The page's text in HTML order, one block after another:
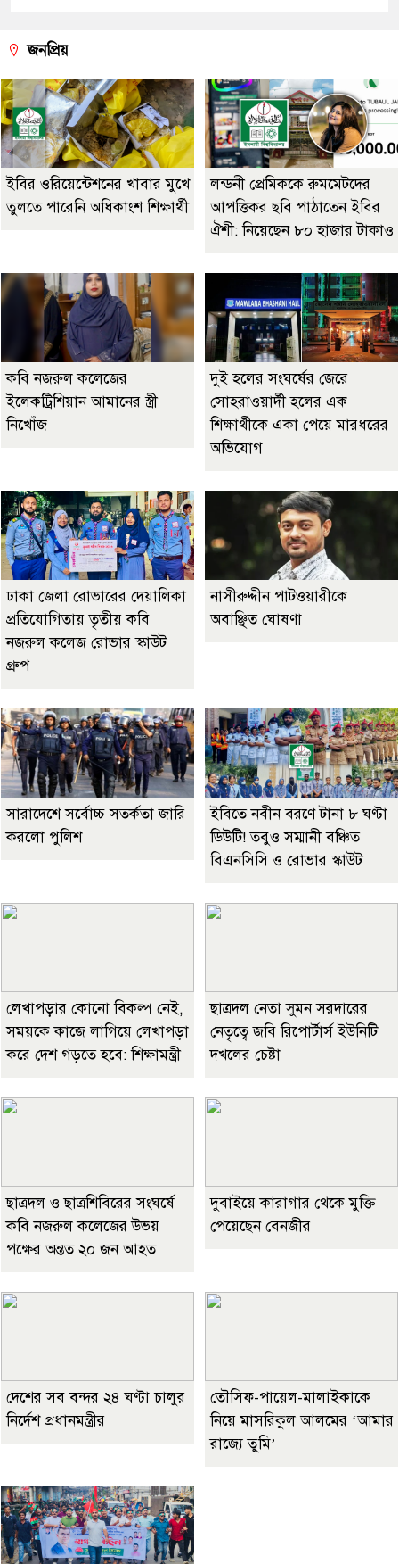
জনপ্রিয়
ইবির ওরিয়েন্টেশনের খাবার মুখে
তুলতে পারেনি অধিকাংশ শিক্ষার্থী
লন্ডনী প্রেমিককে রুমমেটদের
আপত্তিকর ছবি পাঠাতেন ইবির
ঐশী: নিয়েছেন ৮০ হাজার টাকাও
কবি নজরুল কলেজের
ইলেকট্রিশিয়ান আমানের স্ত্রী
নিখোঁজ
দুই হলের সংঘর্ষের জেরে
সোহরাওয়ার্দী হলের এক
শিক্ষার্থীকে একা পেয়ে মারধরের
অভিযোগ
ঢাকা জেলা রোভারের দেয়ালিকা
প্রতিযোগিতায় তৃতীয় কবি
নজরুল কলেজ রোভার স্কাউট
গ্রুপ
নাসীরুদ্দীন পাটওয়ারীকে
অবাঞ্ছিত ঘোষণা
সারাদেশে সর্বোচ্চ সতর্কতা জারি
করলো পুলিশ
ইবিতে নবীন বরণে টানা ৮ ঘণ্টা
ডিউটি! তবুও সম্মানী বঞ্চিত
বিএনসিসি ও রোভার স্কাউট
লেখাপড়ার কোনো বিকল্প নেই,
সময়কে কাজে লাগিয়ে লেখাপড়া
করে দেশ গড়তে হবে: শিক্ষামন্ত্রী
ছাত্রদল নেতা সুমন সরদারের
নেতৃত্বে জবি রিপোর্টার্স ইউনিটি
দখলের চেষ্টা
ছাত্রদল ও ছাত্রশিবিরের সংঘর্ষে
কবি নজরুল কলেজের উভয়
পক্ষের অন্তত ২০ জন আহত
দুবাইয়ে কারাগার থেকে মুক্তি
পেয়েছেন বেনজীর
দেশের সব বন্দর ২৪ ঘণ্টা চালুর
নির্দেশ প্রধানমন্ত্রীর
তৌসিফ-পায়েল-মালাইকাকে
নিয়ে মাসরিকুল আলমের ‘আমার
রাজ্যে তুমি’